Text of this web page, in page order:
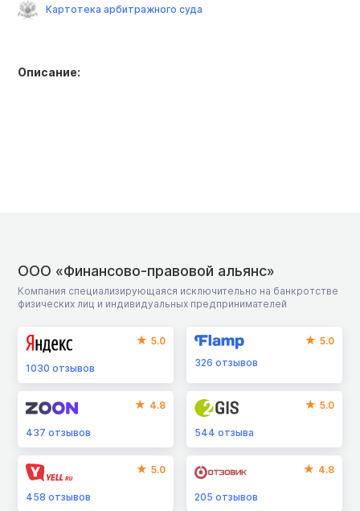
Описание:
Картотека арбитражного суда
ООО «Финансово-правовой альянс»
Компания специализирующаяся исключительно на банкротстве
физических лиц и индивидуальных предпринимателей
5.0
1030 отзывов
5.0
326отзывов
4.8
437 отзывов
5.0
544отзыва
5.0
458 отзывов
4.8
205отзывов